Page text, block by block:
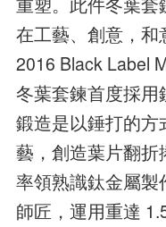
在工藝、創意，和
2016 Black Label
冬葉套鍊首度採用
鍛造是以錘打的
藝，創造葉片翻折
率領熟識鈦金屬製
師匠，運用重達